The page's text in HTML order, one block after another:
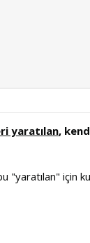
yaratılan,
"yaratılan" için